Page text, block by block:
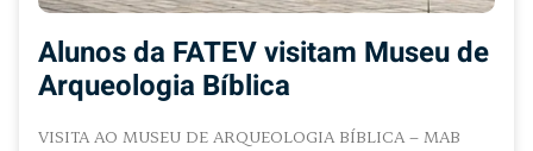
Alunos da FATEV visitam Museu de
Arqueologia Bíblica
VISITA AO MUSEU DE ARQUEOLOGIA BÍBLICA – MAB